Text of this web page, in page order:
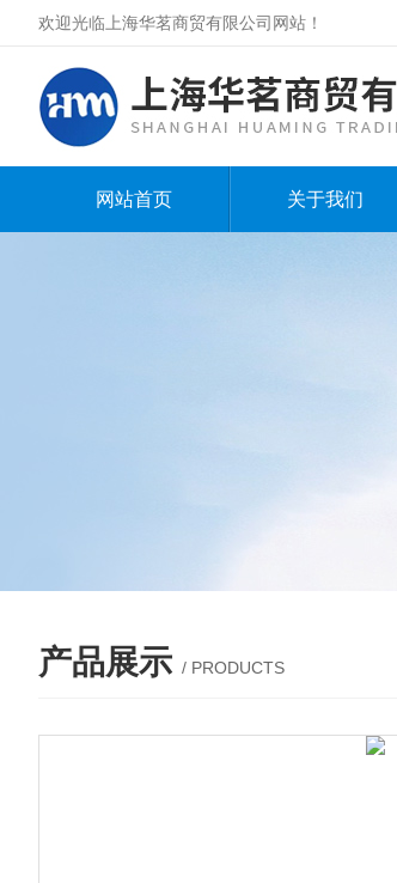
欢迎光临上海华茗商贸有限公司网站！
网站首页 关于我们
产品展示 / PRODUCTS